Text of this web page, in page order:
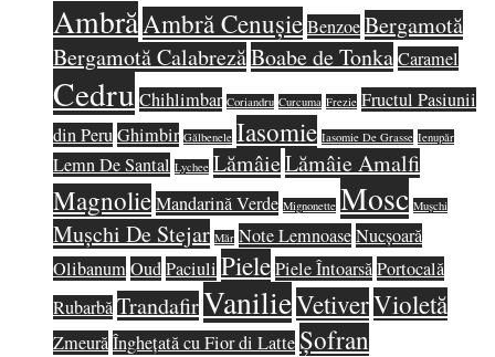
AmbrăAmbră CenușieBenzoeBergamotă
Bergamotă CalabrezăBoabe de TonkaCaramel
Cedru Chihlimbar Coriandru Curcuma Frezie Fructul Pasiunii
din PeruGhimbir Gălbenele Iasomie Iasomie De Grasse Ienupăr
Lemn De Santal Lychee LămâieLămâie Amalfi
MagnolieMandarină Verde Mignonette Mosc Mușchi
Mușchi De Stejar Măr Note LemnoaseNucșoară
OlibanumOudPaciuli PielePiele ÎntoarsăPortocală
RubarbăTrandafirVanilieVetiverVioletă
ZmeurăÎnghețată cu Fior di Latte Șofran